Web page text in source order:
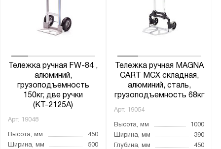
Тележка ручная FW-84 ,
алюминий,
грузоподъемность
150кг, две ручки
(КТ-2125А)
Арт. 19048
Высота, мм
450
Ширина, мм
500
Тележка ручная MAGNA
CART MCX складная,
алюминий, сталь,
грузоподъемность 68кг
Арт. 19054
Высота, мм
1000
Ширина, мм
390
Глубина, мм
450
500x800
500x1200
600x900
600x1000
600х900
600х1000